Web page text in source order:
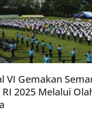
VI Gemakan
2025 Melalui